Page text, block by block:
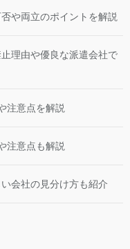
や両立のポイントを解説
理由や優良な派遣会社で
注意点を解説
注意点も解説
会社の見分け方も紹介